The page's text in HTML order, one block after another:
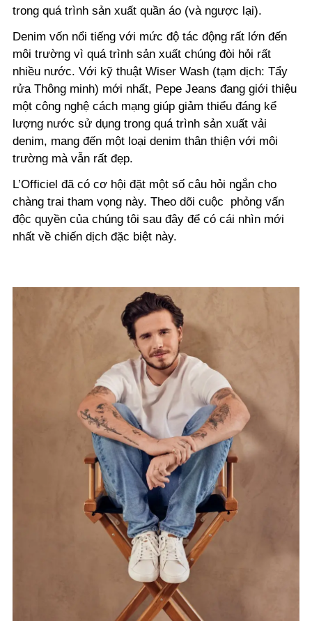
trong quá trình sản xuất quần áo (và ngược lại).
Denim vốn nổi tiếng với mức độ tác động rất lớn đến
môi trường vì quá trình sản xuất chúng đòi hỏi rất
nhiều nước. Với kỹ thuật Wiser Wash (tạm dịch: Tẩy
rửa Thông minh) mới nhất, Pepe Jeans đang giới thiệu
một công nghệ cách mạng giúp giảm thiểu đáng kể
lượng nước sử dụng trong quá trình sản xuất vải
denim, mang đến một loại denim thân thiện với môi
trường mà vẫn rất đẹp.
L’Officiel đã có cơ hội đặt một số câu hỏi ngắn cho
chàng trai tham vọng này. Theo dõi cuộc phỏng vấn
độc quyền của chúng tôi sau đây để có cái nhìn mới
nhất về chiến dịch đặc biệt này.